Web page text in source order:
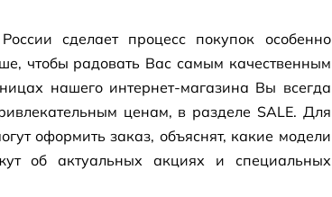
сделает процесс покупок особенно
чтобы радовать Вас самым качественным
нашего интернет-магазина Вы всегда
ценам, в разделе SALE. Для
оформить заказ, объяснят, какие модели
об актуальных акциях и специальных